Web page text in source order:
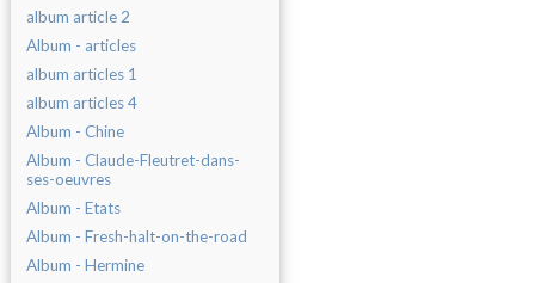
album article 2
Album - articles
album articles 1
album articles 4
Album - Chine
Album - Claude-Fleutret-dans-
ses-oeuvres
Album - Etats
Album - Fresh-halt-on-the-road
Album - Hermine